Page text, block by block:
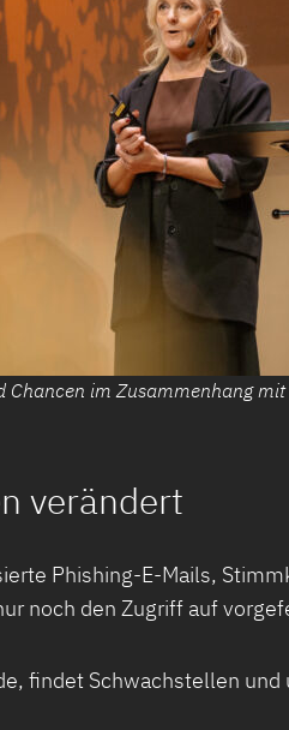
im Zusammenhang
verändert
Phishing-E-Mails,
noch den Zugriff auf
findet Schwachstellen und